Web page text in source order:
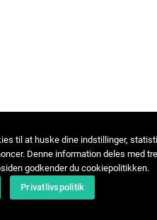
til at huske dine indstillinger,
Denne information deles med
godkender du cookiepolitikken.
Privatlivspolitik